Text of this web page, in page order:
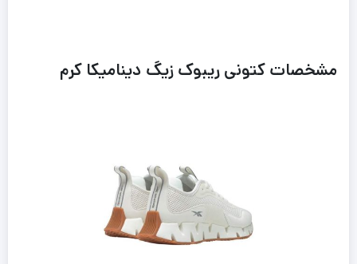
مشخصات کتونی ریبوک زیگ دینامیکا کرم